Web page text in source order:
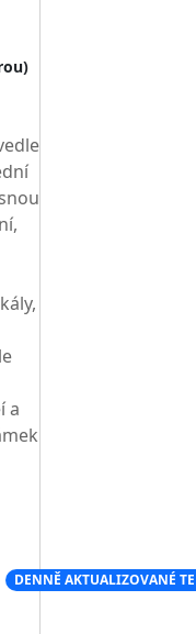
a
DENNĚ AKTUALIZOVANÉ